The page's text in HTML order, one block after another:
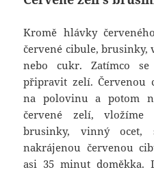
Kromě hlávky
červené cibule, brusinky,
nebo cukr. Zatímco
připravit zelí. Červenou
na polovinu a potom
červené zelí,
brusinky, vinný
nakrájenou červenou
asi 35 minut doměkka.